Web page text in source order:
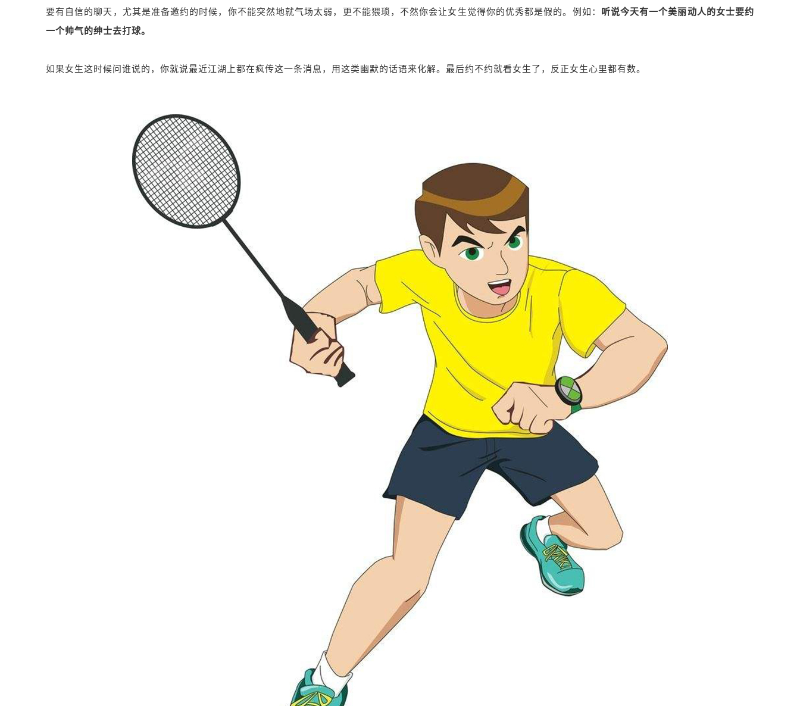
要有自信的聊天，尤其是准备邀约的时候，你不能突然地就气场太弱，更不能猥琐，不然你会让女生觉得你的优秀都是假的。例如：
听说今天有一个美丽动人的女士要约
一个帅气的绅士去打球。
如果女生这时候问谁说的，你就说最近江湖上都在疯传这一条消息，用这类幽默的话语来化解。最后约不约就看女生了，反正女生心里都有数。